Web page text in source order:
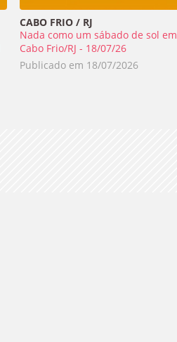
CABO FRIO / RJ
Nada como um sábado de sol em
Cabo Frio/RJ - 18/07/26
Publicado em 18/07/2026